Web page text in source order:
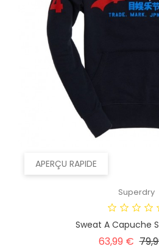
APERÇU RAPIDE
Superdry
Sweat A Capuche
63,99 € Prix